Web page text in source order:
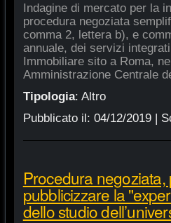
Indagine di mercato per la
procedura negoziata
comma 2, lettera b), e
annuale, dei servizi
Immobiliare sito a Roma,
Amministrazione Centrale
Tipologia: Altro
Pubblicato il: 04/12/2019|
Procedura
pubblicizzare la
dello studio